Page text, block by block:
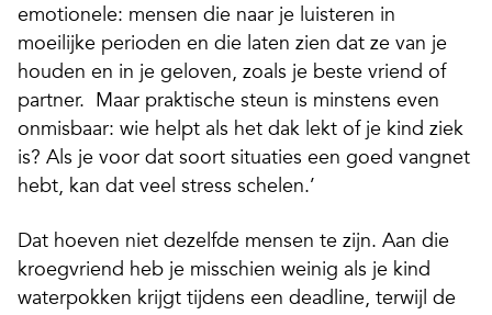
emotionele: mensen die naar je luisteren in
moeilijke perioden en die laten zien dat ze van je
houden en in je geloven, zoals je beste vriend of
partner. Maar praktische steun is minstens even
onmisbaar: wie helpt als het dak lekt of je kind ziek
is? Als je voor dat soort situaties een goed vangnet
hebt, kan dat veel stress schelen.’
Dat hoeven niet dezelfde mensen te zijn. Aan die
kroegvriend heb je misschien weinig als je kind
waterpokken krijgt tijdens een deadline, terwijl de